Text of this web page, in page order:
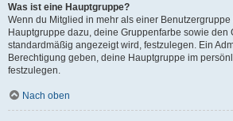
Was ist eine Hauptgruppe?
Wenn du Mitglied in mehr als einer Benutzergruppe
Hauptgruppe dazu, deine Gruppenfarbe sowie den
standardmäßig angezeigt wird, festzulegen. Ein
Berechtigung geben, deine Hauptgruppe im
festzulegen.
Nach oben